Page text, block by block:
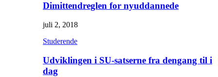
Dimittendreglen for nyuddannede
juli 2, 2018
Studerende
Udviklingen i SU-satserne fra dengang til i
dag